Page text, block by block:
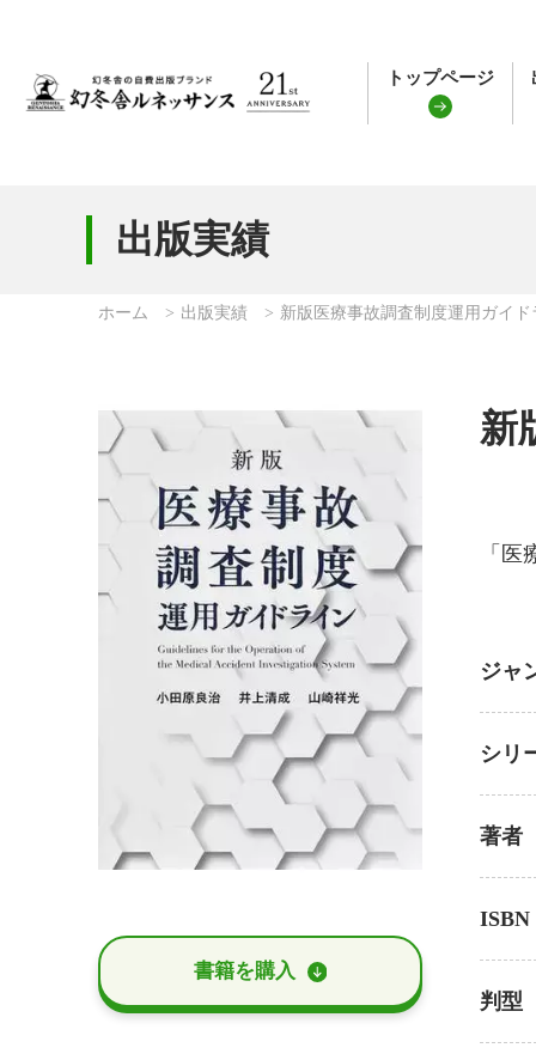
トップページ
出版実績
ホーム 出版実績 新版医療事故調査制度運用ガイド
書籍を購⼊
新
「
ジャ
シリ
著者
ISBN
判型